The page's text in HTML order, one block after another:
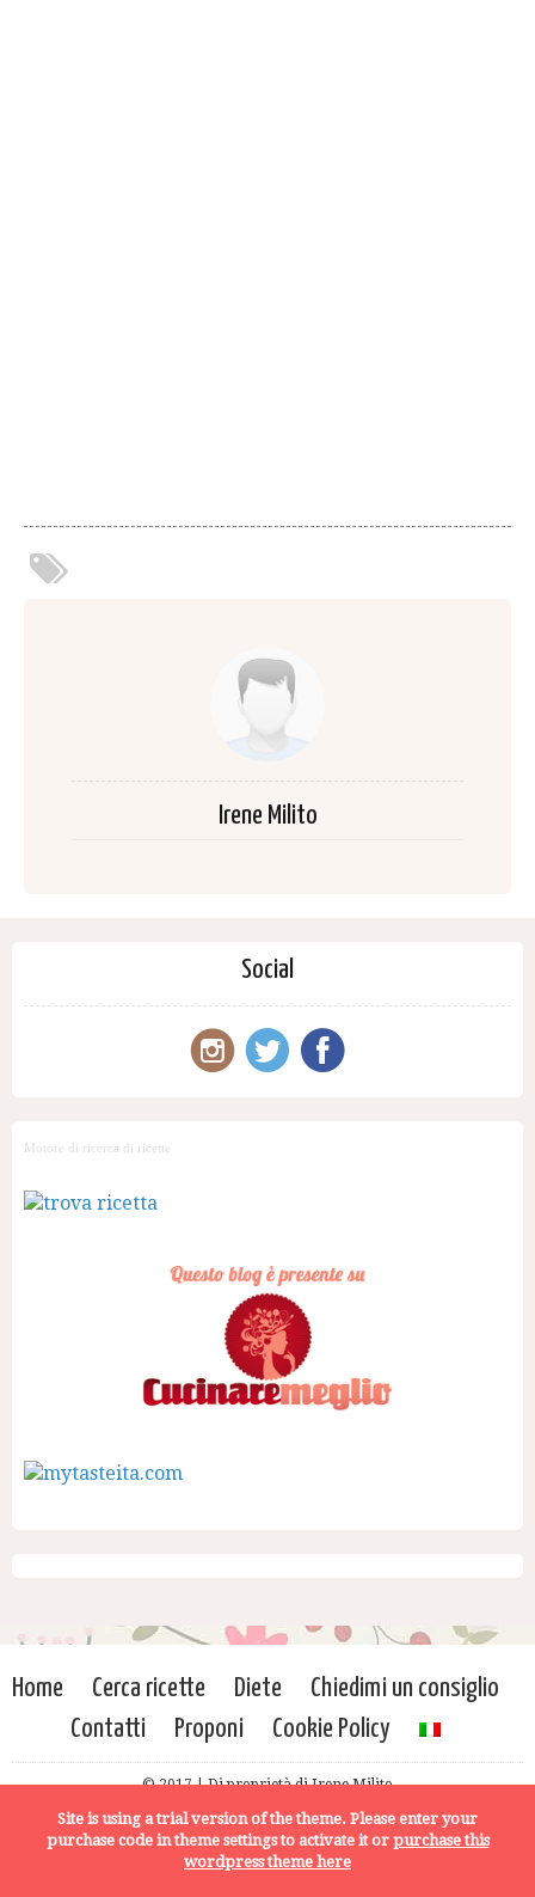
Irene Milito
Social
Motore di ricerca di ricette
Home Cerca ricette Diete
Chiedimi un consiglio
Contatti
Proponi Cookie Policy
© 2017 | Di proprietà di Irene Milito
Site is using a trial version of the theme. Please enter your
purchase code in theme settings to activate it or purchase this
wordpress theme here